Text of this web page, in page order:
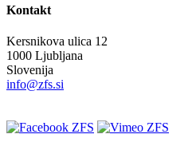
Kontakt
Kersnikova ulica 12
1000 Ljubljana
Slovenija
info@zfs.si